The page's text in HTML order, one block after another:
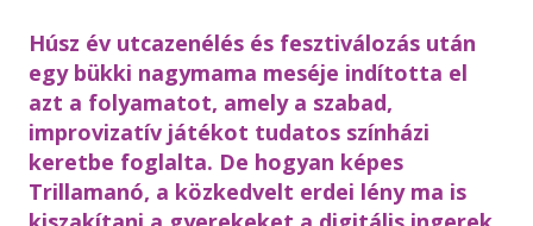
Húsz év utcazenélés és fesztiválozás után
egy bükki nagymama meséje indította el
azt a folyamatot, amely a szabad,
improvizatív játékot tudatos színházi
keretbe foglalta. De hogyan képes
Trillamanó, a közkedvelt erdei lény ma is